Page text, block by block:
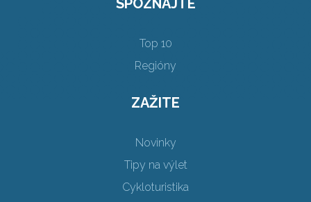
SPOZNAJTE
Top 10
Regióny
ZAŽITE
Novinky
Tipy na výlet
Cykloturistika